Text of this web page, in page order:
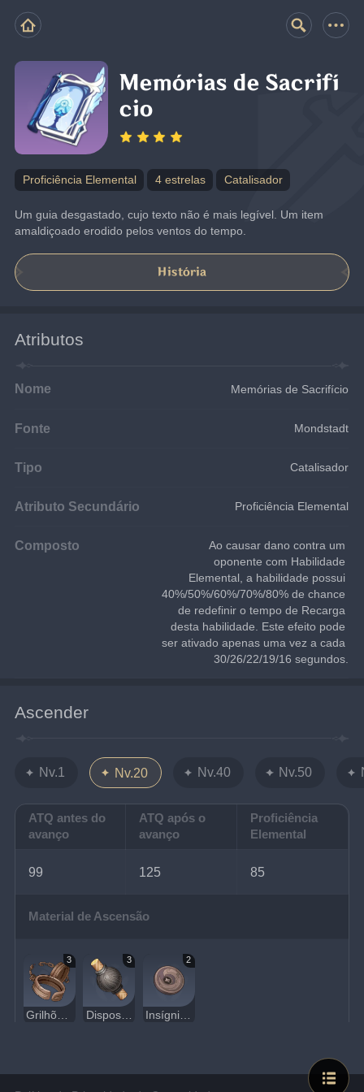
Memórias de Sacrifí
cio
Proficiência Elemental 4 estrelas Catalisador
Um guia desgastado, cujo texto não é mais legível. Um item
amaldiçoado erodido pelos ventos do tempo.
História
Atributos
Nome Memórias de Sacrifício
Fonte Mondstadt
Tipo Catalisador
Atributo Secundário Proficiência Elemental
Composto
Ao causar dano contra um
oponente com Habilidade
Elemental, a habilidade possui
40%/50%/60%/70%/80% de chance
de redefinir o tempo de Recarga
desta habilidade. Este efeito pode
ser ativado apenas uma vez a cada
30/26/22/19/16 segundos.
Ascender
Nv.1 Nv.20 Nv.40 Nv.50
ATQ antes do
avanço
ATQ após o
avanço
Proficiência
Elemental
99 125 85
Material de Ascensão
3
Grilhões de Dandelion
3
Dispositivo do Caos
2
Insígnia dos Ladrões de Tesouro